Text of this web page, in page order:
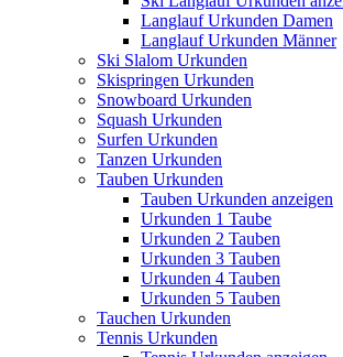
Langlauf Urkunden Damen
Langlauf Urkunden Männer
Ski Slalom Urkunden
Skispringen Urkunden
Snowboard Urkunden
Squash Urkunden
Surfen Urkunden
Tanzen Urkunden
Tauben Urkunden
Tauben Urkunden anzeigen
Urkunden 1 Taube
Urkunden 2 Tauben
Urkunden 3 Tauben
Urkunden 4 Tauben
Urkunden 5 Tauben
Tauchen Urkunden
Tennis Urkunden